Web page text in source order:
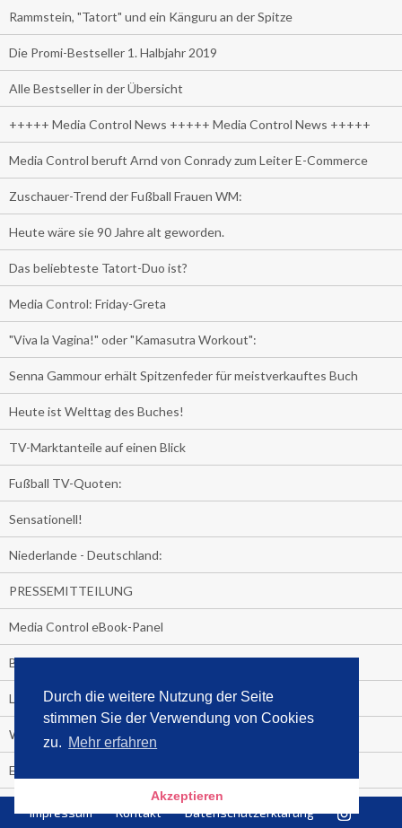
Durch die weitere Nutzung der Seite
stimmen Sie der Verwendung von Cookies
zu. Mehr erfahren
Akzeptieren
Rammstein, "Tatort" und ein Känguru an der Spitze
Die Promi-Bestseller 1. Halbjahr 2019
Alle Bestseller in der Übersicht
+++++ Media Control News +++++ Media Control News +++++
Media Control beruft Arnd von Conrady zum Leiter E-Commerce
Zuschauer-Trend der Fußball Frauen WM:
Heute wäre sie 90 Jahre alt geworden.
Das beliebteste Tatort-Duo ist?
Media Control: Friday-Greta
"Viva la Vagina!" oder "Kamasutra Workout":
Senna Gammour erhält Spitzenfeder für meistverkauftes Buch
Heute ist Welttag des Buches!
TV-Marktanteile auf einen Blick
Fußball TV-Quoten:
Sensationell!
Niederlande - Deutschland:
PRESSEMITTEILUNG
Media Control eBook-Panel
BIATHLON-WM im TV
Lagerfelds N°5
Wer schaut täglich fast sieben Stunden Fernsehen?
Es Pilchert allerorten
Geheime Promi-Bücher-Bestenliste
Impressum Kontakt Datenschutzerklärung